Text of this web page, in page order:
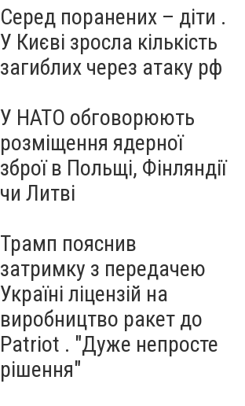
Серед поранених – діти .
У Києві зросла кількість
загиблих через атаку рф
У НАТО обговорюють
розміщення ядерної
зброї в Польщі, Фінляндії
чи Литві
Трамп пояснив
затримку з передачею
Україні ліцензій на
виробництво ракет до
Patriot . "Дуже непросте
рішення"